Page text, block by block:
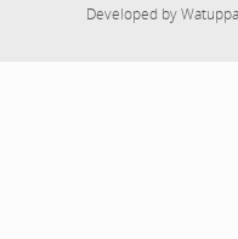
Developed by Watuppa